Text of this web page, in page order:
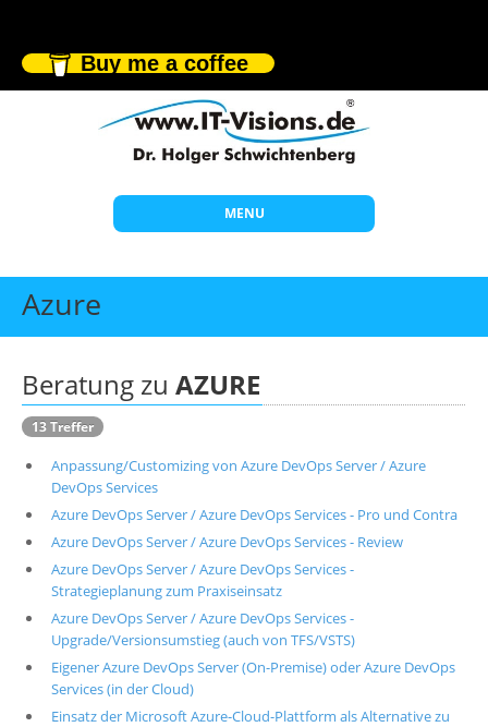
Buy me a coffee
MENU
Start
Individuelle Schulungen
Wissen
Über uns
Azure
Beratung zu AZURE
13 Treffer
Anpassung/Customizing von Azure DevOps Server / Azure
DevOps Services
Azure DevOps Server / Azure DevOps Services - Pro und Contra
Azure DevOps Server / Azure DevOps Services - Review
Azure DevOps Server / Azure DevOps Services -
Strategieplanung zum Praxiseinsatz
Azure DevOps Server / Azure DevOps Services -
Upgrade/Versionsumstieg (auch von TFS/VSTS)
Eigener Azure DevOps Server (On-Premise) oder Azure DevOps
Services (in der Cloud)
Einsatz der Microsoft Azure-Cloud-Plattform als Alternative zu